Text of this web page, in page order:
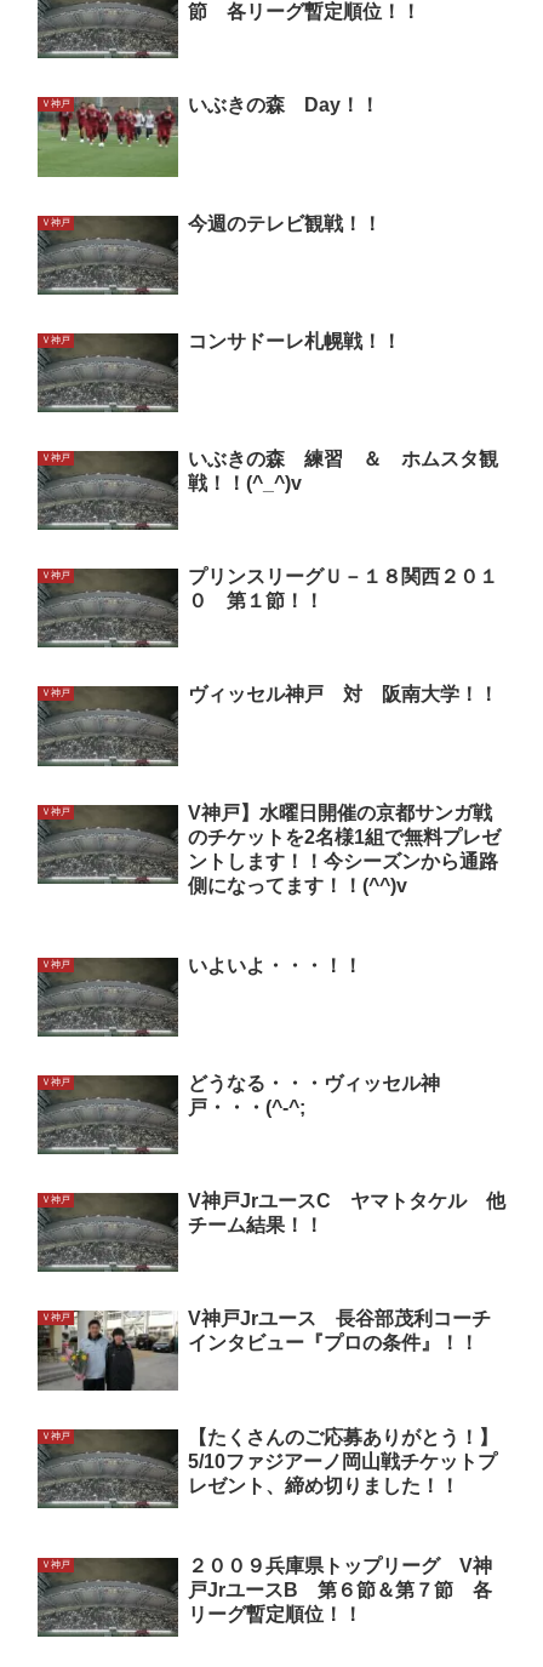
節 各リーグ暫定順位！！
Ｖ神戸 いぶきの森 Day！！
Ｖ神戸 今週のテレビ観戦！！
Ｖ神戸 コンサドーレ札幌戦！！
Ｖ神戸
いぶきの森 練習 ＆ ホムスタ観
戦！！(^_^)v
Ｖ神戸
プリンスリーグＵ－１８関西２０１
０ 第１節！！
Ｖ神戸 ヴィッセル神戸 対 阪南大学！！
Ｖ神戸
V神戸】水曜日開催の京都サンガ戦
のチケットを2名様1組で無料プレゼ
ントします！！今シーズンから通路
側になってます！！(^^)v
Ｖ神戸 いよいよ・・・！！
Ｖ神戸
どうなる・・・ヴィッセル神
戸・・・(^-^;
Ｖ神戸
V神戸JrユースC ヤマトタケル 他
チーム結果！！
Ｖ神戸
V神戸Jrユース 長谷部茂利コーチ
インタビュー『プロの条件』！！
Ｖ神戸
【たくさんのご応募ありがとう！】
5/10ファジアーノ岡山戦チケットプ
レゼント、締め切りました！！
Ｖ神戸
２００９兵庫県トップリーグ V神
戸JrユースB 第６節＆第７節 各
リーグ暫定順位！！